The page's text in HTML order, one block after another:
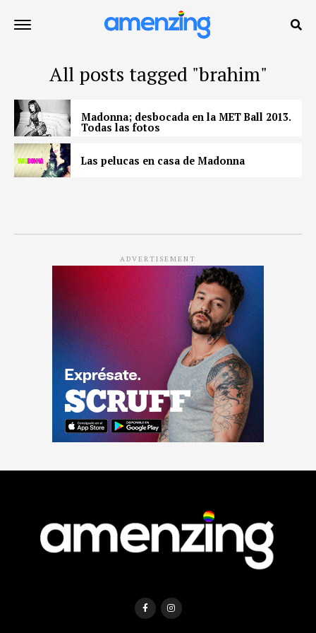
All posts tagged "brahim"
Madonna; desbocada en la MET Ball 2013.
Todas las fotos
Las pelucas en casa de Madonna
ADVERTISEMENT